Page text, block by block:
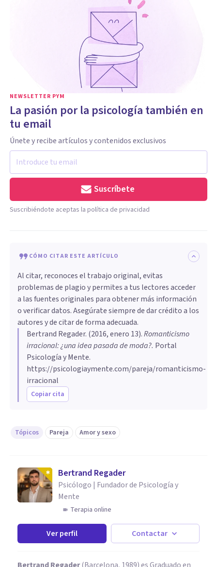
NEWSLETTER PYM
La pasión por la psicología también en
tu email
Únete y recibe artículos y contenidos exclusivos
Suscríbete
Suscribiéndote aceptas la política de privacidad
CÓMO CITAR ESTE ARTÍCULO
Al citar, reconoces el trabajo original, evitas
problemas de plagio y permites a tus lectores acceder
a las fuentes originales para obtener más información
o verificar datos. Asegúrate siempre de dar crédito a los
autores y de citar de forma adecuada.
Bertrand Regader. (2016, enero 13).​Romanticismo
irracional: ¿una idea pasada de moda?. Portal
Psicología y Mente.
https://psicologiaymente.com/pareja/romanticismo-
irracional
Copiar cita
Tópicos Pareja Amor y sexo
Bertrand Regader
Psicólogo | Fundador de Psicología y
Mente
Terapia online
Ver perfil Contactar